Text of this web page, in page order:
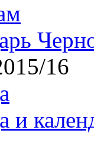
16
и